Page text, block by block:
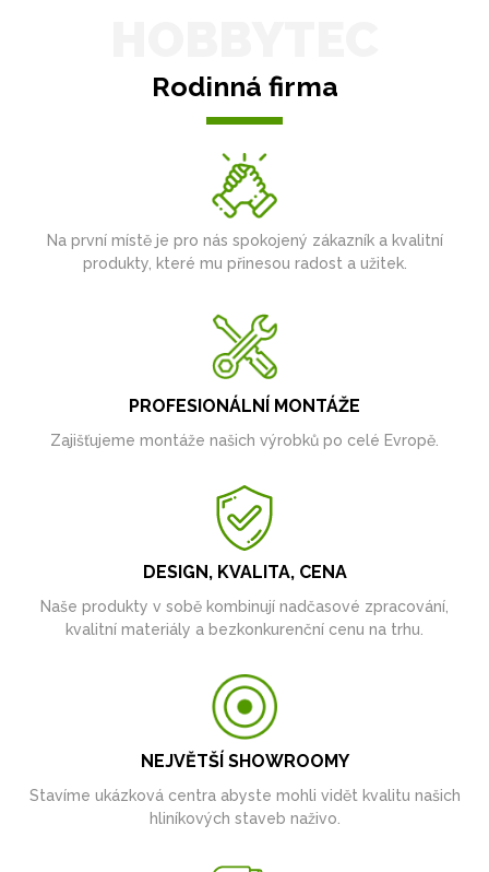
Rodinná firma
Na první místě je pro nás spokojený zákazník a kvalitní
produkty, které mu přinesou radost a užitek.
PROFESIONÁLNÍ MONTÁŽE
Zajišťujeme montáže našich výrobků po celé Evropě.
DESIGN, KVALITA, CENA
Naše produkty v sobě kombinují nadčasové zpracování,
kvalitní materiály a bezkonkurenční cenu na trhu.
NEJVĚTŠÍ SHOWROOMY
Stavíme ukázková centra abyste mohli vidět kvalitu našich
hliníkových staveb naživo.